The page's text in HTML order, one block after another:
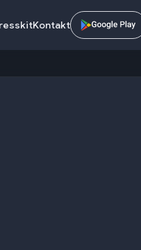
Kontakt